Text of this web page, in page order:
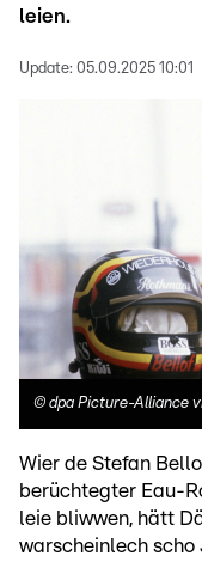
leien.
Update: 05.09.2025 10:01
© dpa Picture-Alliance
Wier de Stefan
berüchtegter Eau-
leie bliwwen, hätt
warscheinlech